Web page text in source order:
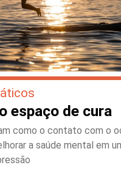
espaço de cura
como o contato com o
a saúde mental em